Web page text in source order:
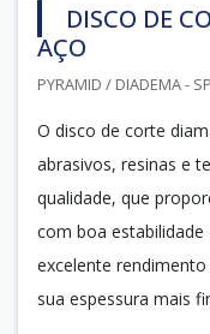
DISCO DE
AÇO
PYRAMID / DIADEMA - SP
O disco de corte
abrasivos, resinas e
qualidade, que
com boa estabilidade
excelente
sua espessura mais